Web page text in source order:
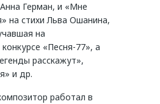
Герман, и «Мне
на стихи Льва Ошанина,
на
«Песня-77», а
расскажут»,
и др.
работал в